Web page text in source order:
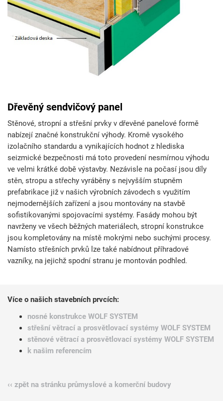
Dřevěný sendvičový panel
Stěnové, stropní a střešní prvky v dřevěné panelové formě
nabízejí značné konstrukční výhody. Kromě vysokého
izolačního standardu a vynikajících hodnot z hlediska
seizmické bezpečnosti má toto provedení nesmírnou výhodu
ve velmi krátké době výstavby. Nezávisle na počasí jsou díly
stěn, stropu a střechy vyráběny s nejvyšším stupněm
prefabrikace již v našich výrobních závodech s využitím
nejmodernějších zařízení a jsou montovány na stavbě
sofistikovanými spojovacími systémy. Fasády mohou být
navrženy ve všech běžných materiálech, stropní konstrukce
jsou kompletovány na místě mokrými nebo suchými procesy.
Namísto střešních prvků lze také nabídnout příhradové
vazníky, na jejichž spodní stranu je montován podhled.
Více o našich stavebních prvcích:
nosné konstrukce WOLF SYSTEM
střešní větrací a prosvětlovací systémy WOLF SYSTEM
stěnové větrací a prosvětlovací systémy WOLF SYSTEM
k našim referencím
‹‹ zpět na stránku průmyslové a komerční budovy